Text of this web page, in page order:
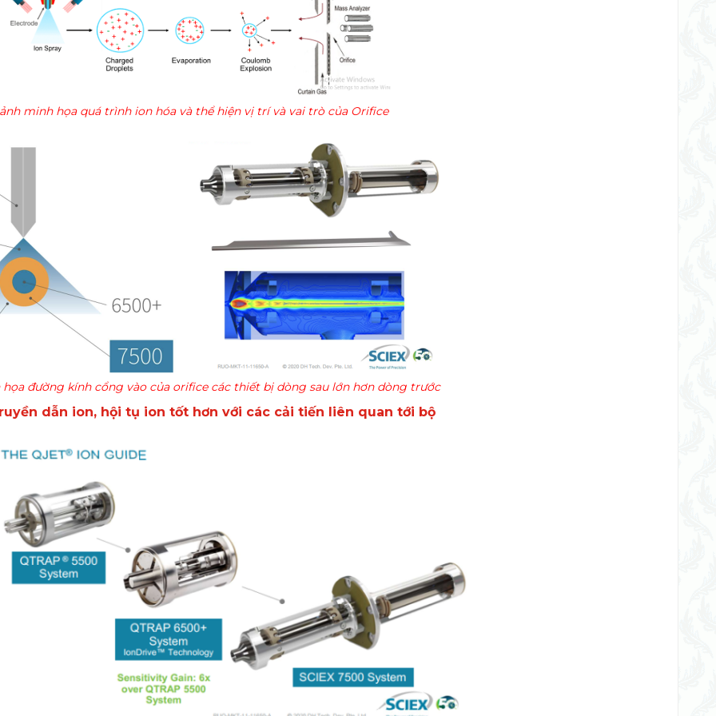
minh họa quá trình ion hóa và thể hiện vị trí và vai trò của Orifice
đường kính cổng vào của orifice các thiết bị dòng sau lớn hơn dòng trước
dẫn ion, hội tụ ion tốt hơn với các cải tiến liên quan tới bộ